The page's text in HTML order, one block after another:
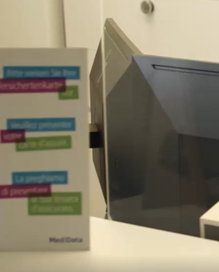
Medizinische/r
Praxisassistent/in,
Wolfhausen
Hausarztmedizin
Pensum: 80-100%
Ärztezentrum Wolfhausen
Landstrasse 29, 8633
Wolfhausen
Zur Stelle
Praxisassistent/in, Flums